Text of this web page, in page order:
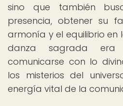
sino que también
presencia, obtener su
armonía y el equilibrio en
danza sagrada
comunicarse con lo
los misterios del
energía vital de la